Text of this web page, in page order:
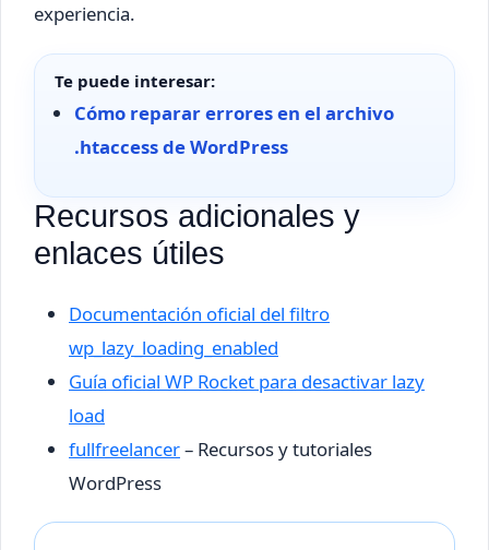
experiencia.
Te puede interesar:
Cómo reparar errores en el archivo
.htaccess de WordPress
Recursos adicionales y
enlaces útiles
Documentación oficial del filtro
wp_lazy_loading_enabled
Guía oficial WP Rocket para desactivar lazy
load
fullfreelancer– Recursos y tutoriales
WordPress